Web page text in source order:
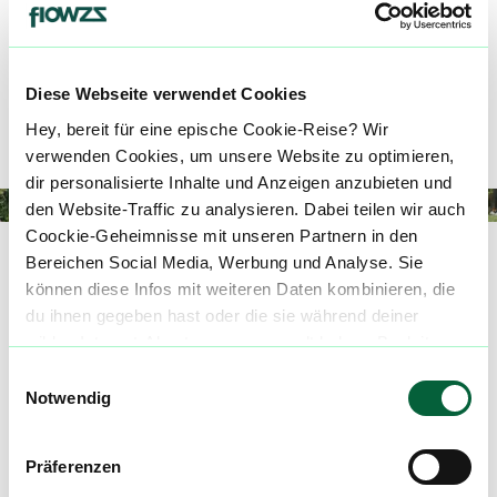
Diese Webseite verwendet Cookies
Hey, bereit für eine epische Cookie-Reise? Wir
verwenden Cookies, um unsere Website zu optimieren,
dir personalisierte Inhalte und Anzeigen anzubieten und
den Website-Traffic zu analysieren. Dabei teilen wir auch
Coockie-Geheimnisse mit unseren Partnern in den
Bereichen Social Media, Werbung und Analyse. Sie
können diese Infos mit weiteren Daten kombinieren, die
du ihnen gegeben hast oder die sie während deiner
wilden Internet-Abenteuer gesammelt haben. Begleite
Notwendig
Präferenzen
unabhängig von ihrem Herkunftsland.
Produzent:innenbieten wir eine breite Auswahl an
Sorten.
avaay Cannabisblüten
Produkte gefunden
Alle / Verfügbar
sortieren nach: